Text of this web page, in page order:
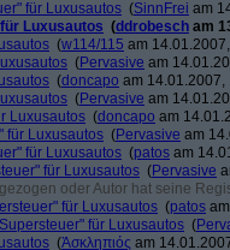
für Luxusautos (SinnFrei am
Luxusautos (ddrobesch am
(w114/115 am
(Pervasive am
(doncapo am 14.01.2007,
(Pervasive am
Luxusautos (doncapo am
für Luxusautos (Pervasive am
für Luxusautos (patos am
für Luxusautos (Pervasive
oder Autor hat seine
für Luxusautos (patos
für Luxusautos (
(Ἀσκληπιός am